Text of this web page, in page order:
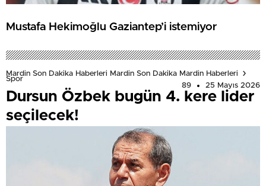
Mustafa Hekimoğlu Gaziantep’i istemiyor
Mardin Son Dakika Haberleri Mardin Son Dakika Mardin Haberleri
Spor
89
25 Mayıs 2026
Dursun Özbek bugün 4. kere lider
seçilecek!